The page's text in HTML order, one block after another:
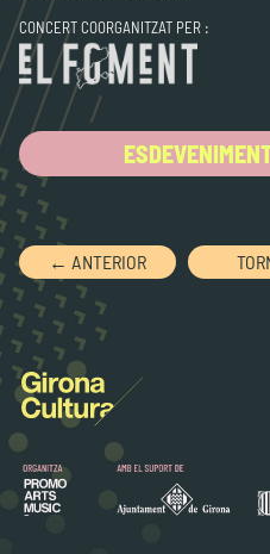
CONCERT COORGANITZAT PER :
← ANTERIOR